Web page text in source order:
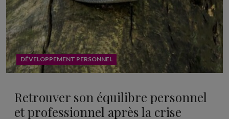
DÉVELOPPEMENT PERSONNEL
Retrouver son équilibre personnel
et professionnel après la crise